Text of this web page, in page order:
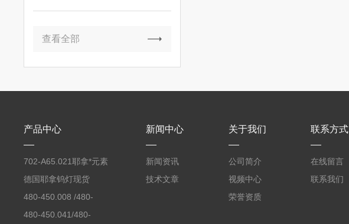
查看全部
产品中心
702-A65.021耶拿*元素
分析仪反应罐
德国耶拿钨灯现货
480-450.008 /480-
450.008C耶拿镉Cd空
480-450.041/480-
新闻中心
新闻资讯
技术文章
关于我们
公司简介
视频中心
荣誉资质
联系方式
在线留言
联系我们